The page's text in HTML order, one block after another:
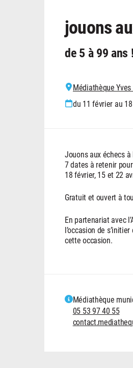
jouons
de 5 à 99 ans !
Médiathèque
du 11 février au
Jouons aux échecs
7 dates à retenir
18 février, 15 et 22
Gratuit et ouvert à
En partenariat avec
l’occasion de
cette occasion.
Médiathèque
05 53 97 40 55